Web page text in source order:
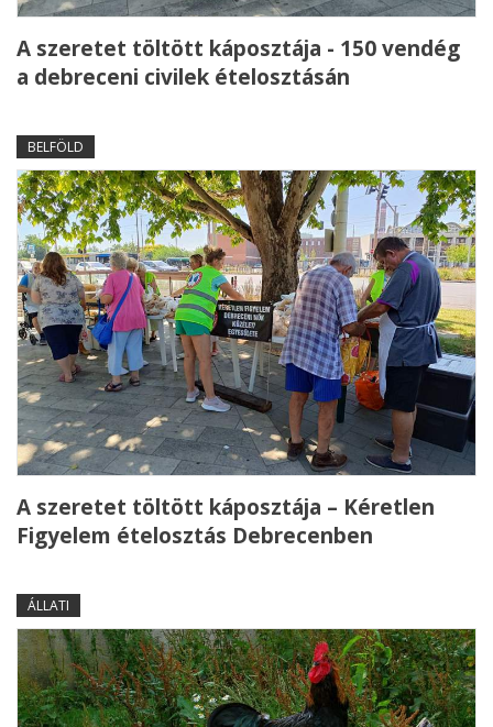
A szeretet töltött káposztája - 150 vendég
a debreceni civilek ételosztásán
BELFÖLD
A szeretet töltött káposztája – Kéretlen
Figyelem ételosztás Debrecenben
ÁLLATI